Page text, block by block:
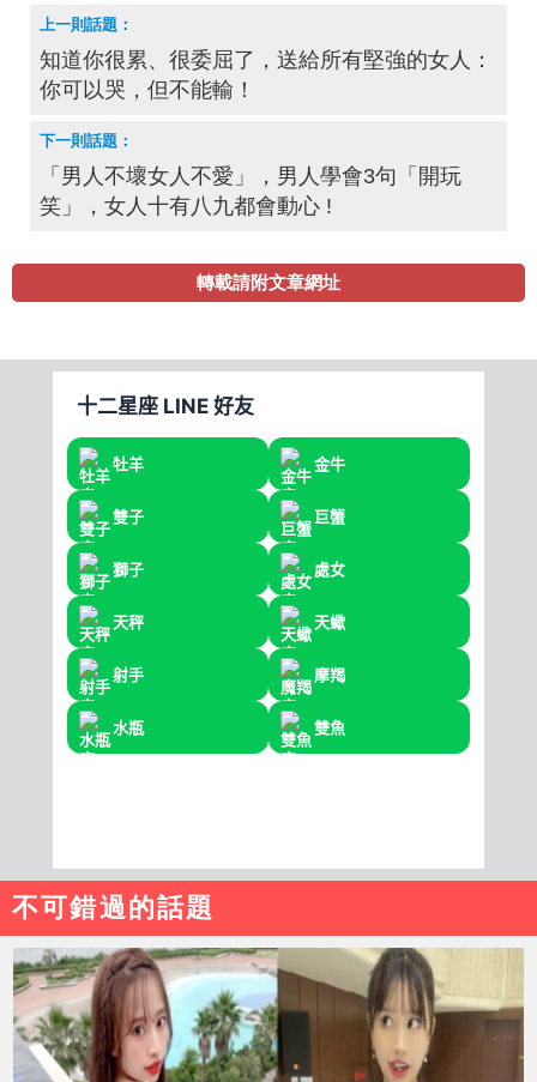
知道你很累、很委屈了，送給所有堅強的女人：
你可以哭，但不能輸！
「男人不壞女人不愛」，男人學會3句「開玩
笑」，女人十有八九都會動心 !
轉載請附文章網址
不可錯過的話題